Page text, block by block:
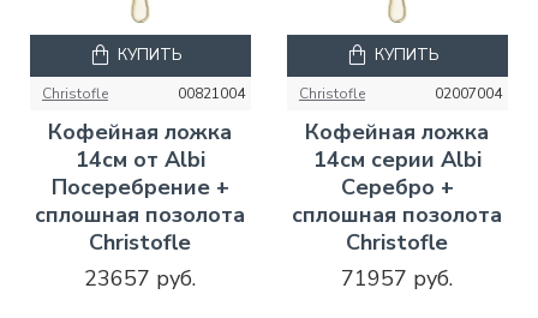
Christofle 00821004
Кофейная ложка
14см от Albi
Посеребрение +
сплошная позолота
Christofle
23657 руб.
КУПИТЬ
Christofle 02007004
Кофейная ложка
14см серии Albi
Серебро +
сплошная позолота
Christofle
71957 руб.
КУПИТЬ